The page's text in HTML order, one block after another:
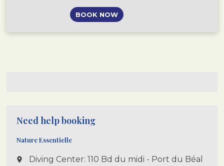
combiningsnorkeling
nature , and relaxation
BOOK NOW
Need help booking
Nature Essentielle
place
Diving Center: 110 Bd du midi - Port du Béal